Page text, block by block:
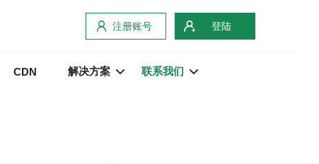
注册账号 登陆
CDN 解决方案 联系我们